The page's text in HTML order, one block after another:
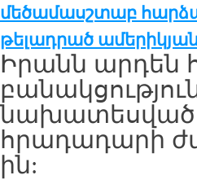
մեծամասշտաբ
թելադրած
Իրանն արդեն
նախատեսված
հրադադարի
ին: